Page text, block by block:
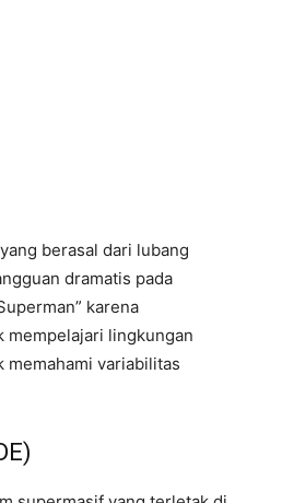
berasal dari lubang
dramatis pada
karena
mempelajari lingkungan
variabilitas